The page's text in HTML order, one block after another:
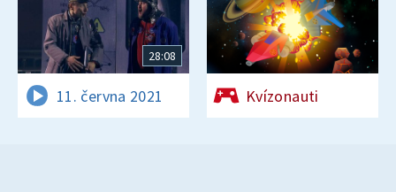
28:08
11. června 2021 Kvízonauti